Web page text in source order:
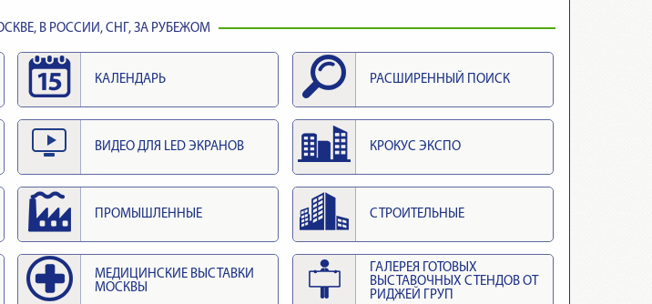
В РОССИИ, СНГ, ЗА РУБЕЖОМ
КАЛЕНДАРЬ РАСШИРЕННЫЙ ПОИСК
ВИДЕО ДЛЯ LED ЭКРАНОВ КРОКУС ЭКСПО
ПРОМЫШЛЕННЫЕ СТРОИТЕЛЬНЫЕ
МЕДИЦИНСКИЕ ВЫСТАВКИ
МОСКВЫ
ГАЛЕРЕЯ ГОТОВЫХ
ВЫСТАВОЧНЫХ СТЕНДОВ ОТ
РИДЖЕЙ ГРУП